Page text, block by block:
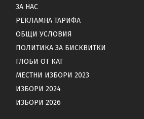
ЗА НАС
РЕКЛАМНА ТАРИФА
ОБЩИ УСЛОВИЯ
ПОЛИТИКА ЗА БИСКВИТКИ
ГЛОБИ ОТ КАТ
МЕСТНИ ИЗБОРИ 2023
ИЗБОРИ 2024
ИЗБОРИ 2026